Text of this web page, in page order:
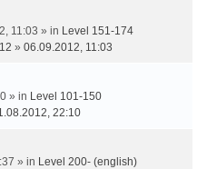
11:03 » in Level 151-174
» 06.09.2012, 11:03
» in Level 101-150
22:10
» in Level 200- (english)